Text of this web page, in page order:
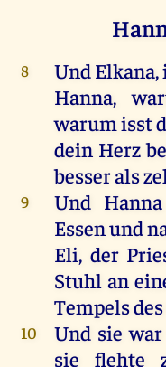
8 UndElkana,
Hanna,
warumisst
dein Herz
besserals
9 Und Hanna
Essenund
Eli, der
Stuhl an
Tempelsdes
10 Und sie war
sie
flehte